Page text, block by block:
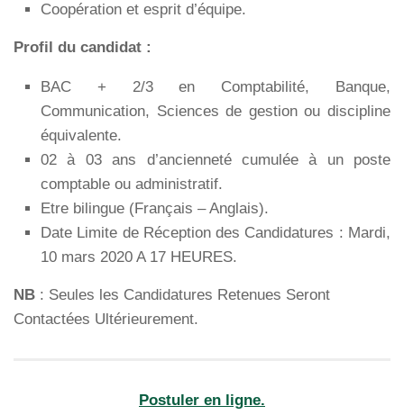
Coopération et esprit d’équipe.
Profil du candidat :
BAC + 2/3 en Comptabilité, Banque,
Communication, Sciences de gestion ou discipline
équivalente.
02 à 03 ans d’ancienneté cumulée à un poste
comptable ou administratif.
Etre bilingue (Français – Anglais).
Date Limite de Réception des Candidatures : Mardi,
10 mars 2020 A 17 HEURES.
NB : Seules les Candidatures Retenues Seront
Contactées Ultérieurement.
Postuler en ligne.